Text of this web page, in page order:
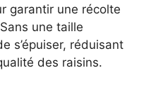
garantir une récolte
une taille
s’épuiser, réduisant
des raisins.